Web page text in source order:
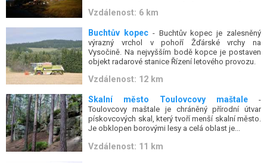
Vzdálenost: 6 km
Buchtův kopec - Buchtův kopec je zalesněný
výrazný vrchol v pohoří Žďárské vrchy na
Vysočině. Na nejvyšším bodě kopce je postaven
objekt radarové stanice Řízení letového provozu.
Vzdálenost: 12 km
Skalní město Toulovcovy maštale -
Toulovcovy maštale je chráněný přírodní útvar
pískovcových skal, který tvoří menší skalní město.
Je obklopen borovými lesy a celá oblast je...
Vzdálenost: 11 km